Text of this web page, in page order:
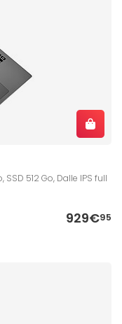
SSD 512 Go, Dalle IPS full
929€95